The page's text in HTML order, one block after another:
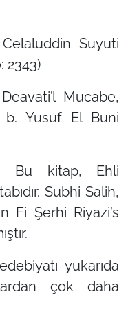
Suyuti
2343)
Mucabe,
Yusuf El Buni
Bu kitap, Ehli
Subhi Salih,
Fi Şerhi Riyazi’s
yukarıda
çok daha